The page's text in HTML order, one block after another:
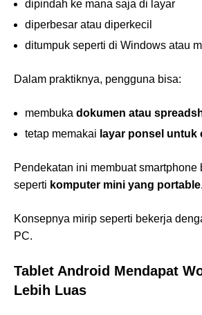
dipindah ke mana saja di layar
diperbesar atau diperkecil
ditumpuk seperti di Windows atau
Dalam praktiknya, pengguna bisa:
membuka dokumen atau
tetap memakai layar ponsel untuk
Pendekatan ini membuat smartphone
seperti komputer mini yang portable.
Konsepnya mirip seperti bekerja
PC.
Tablet Android Mendapat
Lebih Luas